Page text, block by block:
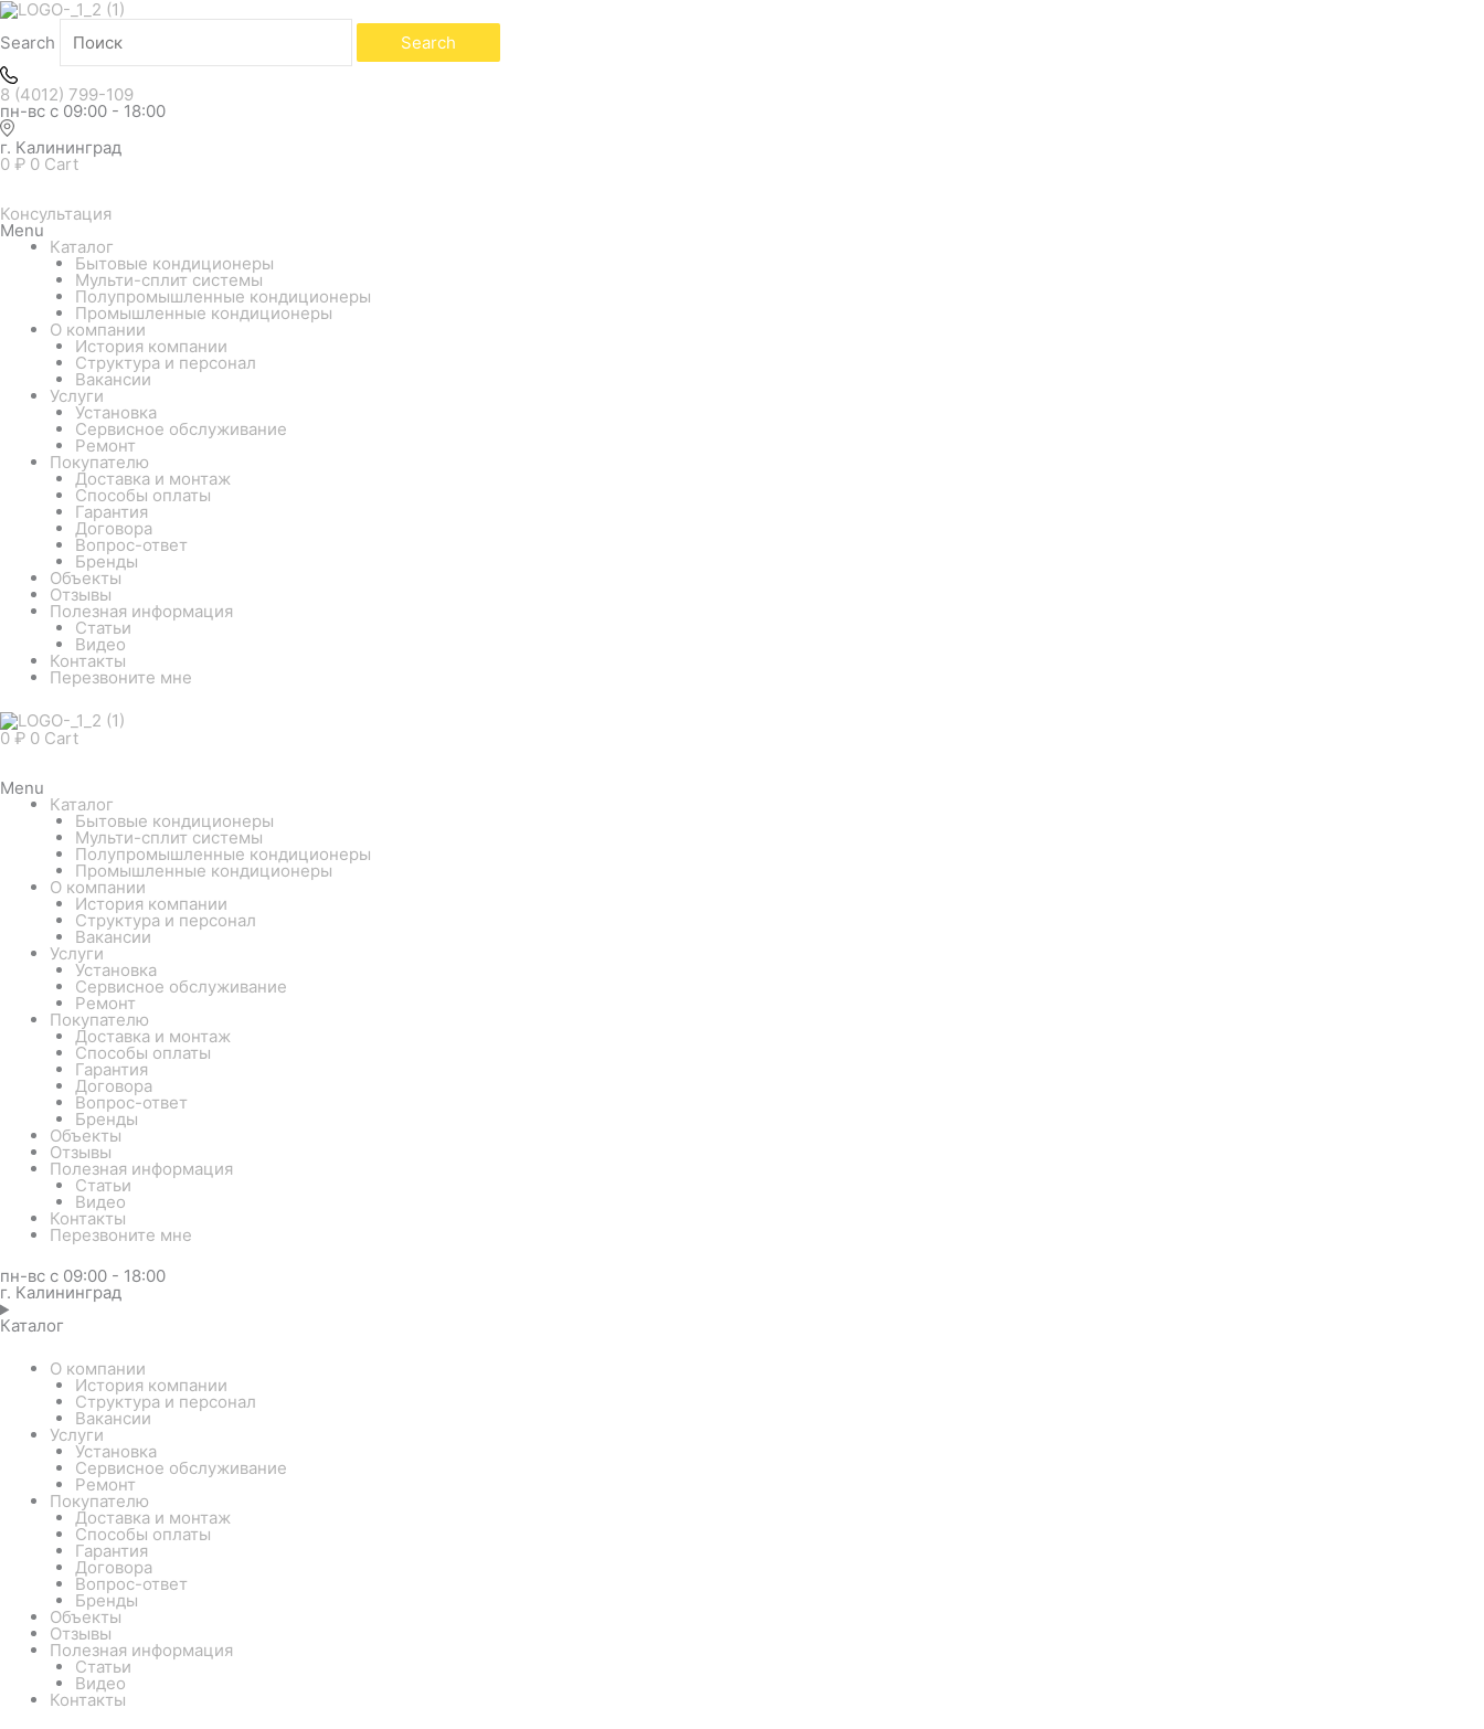
Search Search
8 (4012) 799-109
пн-вс с 09:00 - 18:00
г. Калининград
0 ₽ 0 Cart
Консультация
Menu
Каталог
Бытовые кондиционеры
Мульти-сплит системы
Полупромышленные кондиционеры
Промышленные кондиционеры
О компании
История компании
Структура и персонал
Вакансии
Услуги
Установка
Сервисное обслуживание
Ремонт
Покупателю
Доставка и монтаж
Способы оплаты
Гарантия
Договора
Вопрос-ответ
Бренды
Объекты
Отзывы
Полезная информация
Статьи
Видео
Контакты
Перезвоните мне
0 ₽ 0 Cart
Menu
Каталог
Бытовые кондиционеры
Мульти-сплит системы
Полупромышленные кондиционеры
Промышленные кондиционеры
О компании
История компании
Структура и персонал
Вакансии
Услуги
Установка
Сервисное обслуживание
Ремонт
Покупателю
Доставка и монтаж
Способы оплаты
Гарантия
Договора
Вопрос-ответ
Бренды
Объекты
Отзывы
Полезная информация
Статьи
Видео
Контакты
Перезвоните мне
пн-вс с 09:00 - 18:00
г. Калининград
Каталог
О компании
История компании
Структура и персонал
Вакансии
Услуги
Установка
Сервисное обслуживание
Ремонт
Покупателю
Доставка и монтаж
Способы оплаты
Гарантия
Договора
Вопрос-ответ
Бренды
Объекты
Отзывы
Полезная информация
Статьи
Видео
Контакты